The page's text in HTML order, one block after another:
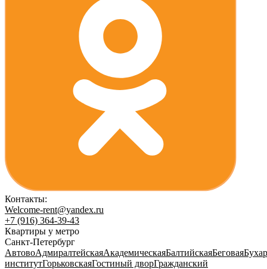
Контакты:
Welcome-rent@yandex.ru
+7 (916) 364-39-43
Квартиры у метро
Санкт-Петербург
АвтовоАдмиралтейскаяАкадемическаяБалтийскаяБеговая
институтГорьковскаяГостиный дворГражданский